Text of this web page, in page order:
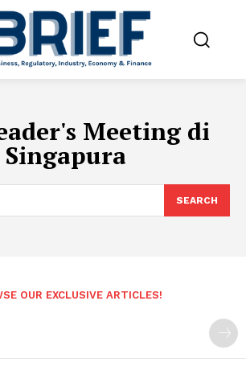
Meeting di
Singapura
SEARCH
OUR EXCLUSIVE ARTICLES!